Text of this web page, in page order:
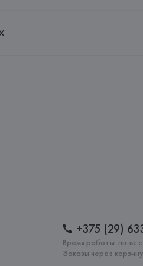
г. Минск, ул. Немига, 5, пом.
+375 (29)
Время работы: пн-вс
Заказы через